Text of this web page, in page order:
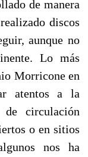
de manera
discos
aunque no
Lo más
Morricone en
atentos a la
de circulación
o en sitios
nos ha